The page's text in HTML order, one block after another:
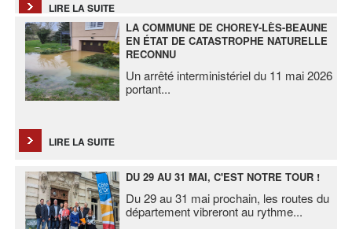
LIRE LA SUITE
LA COMMUNE DE CHOREY-LÈS-BEAUNE
EN ÉTAT DE CATASTROPHE NATURELLE
RECONNU
Un arrêté interministériel du 11 mai 2026
portant...
LIRE LA SUITE
DU 29 AU 31 MAI, C'EST NOTRE TOUR !
Du 29 au 31 mai prochain, les routes du
département vibreront au rythme...